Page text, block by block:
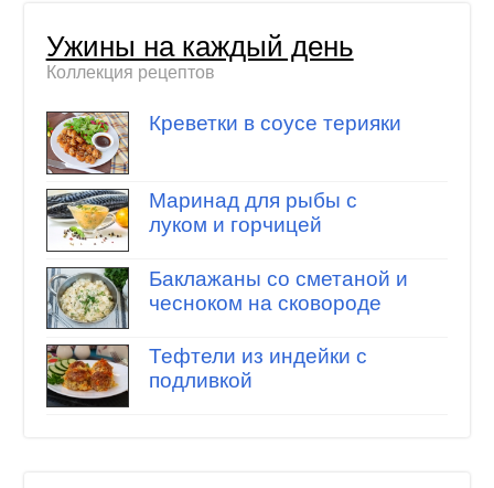
Ужины на каждый день
Коллекция рецептов
Креветки в соусе терияки
Маринад для рыбы с
луком и горчицей
Баклажаны со сметаной и
чесноком на сковороде
Тефтели из индейки с
подливкой